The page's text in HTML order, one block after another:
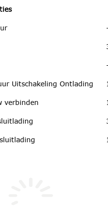
Uitschakeling Ontlading
verbinden